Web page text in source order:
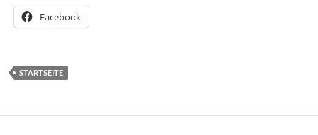
Facebook
STARTSEITE